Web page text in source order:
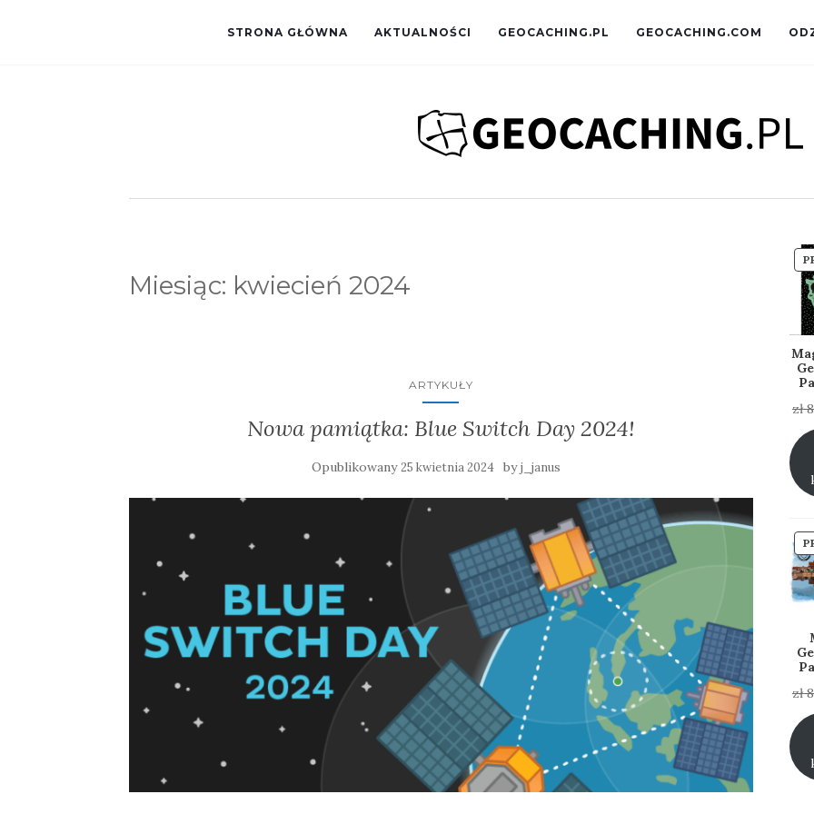
STRONA GŁÓWNA AKTUALNOŚCI GEOCACHING.PL GEOCACHING.COM
Miesiąc: kwiecień 2024
ARTYKUŁY
Nowa pamiątka: Blue Switch Day 2024!
Opublikowany25 kwietnia 2024 byj_janus
zł
zł